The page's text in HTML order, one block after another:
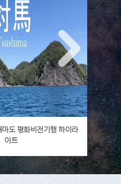
도 평화비전기행 하이라
이트